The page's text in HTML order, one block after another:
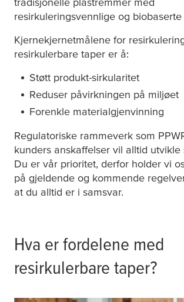
resirkuleringsvennlige og
Kjernekjernetmålene for
resirkulerbare taper er å:
Støtt produkt-sirkularitet
Reduser påvirkningen på miljøet
Forenkle materialgjenvinning
Regulatoriske rammeverk som
kunders anskaffelser vil alltid utvikle
Du er vår prioritet, derfor holder vi
på gjeldende og kommende
at du alltid er i samsvar.
Hva er fordelene med
resirkulerbare taper?